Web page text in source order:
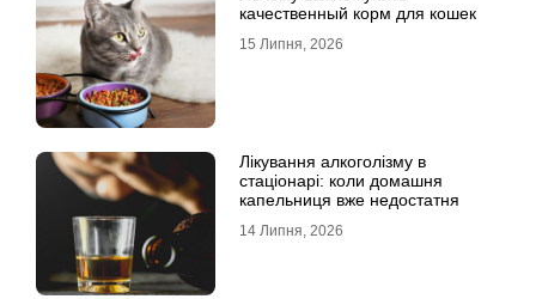
качественный корм для кошек
15 Липня, 2026
Лікування алкоголізму в
стаціонарі: коли домашня
капельниця вже недостатня
14 Липня, 2026